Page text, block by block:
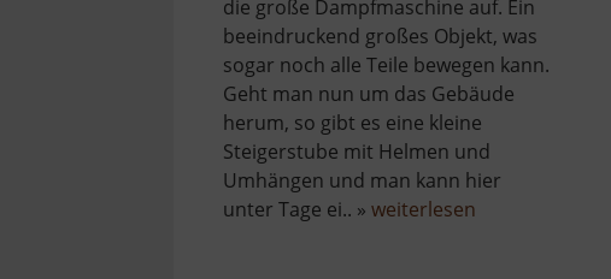
die große Dampfmaschine auf. Ein
beeindruckend großes Objekt, was
sogar noch alle Teile bewegen kann.
Geht man nun um das Gebäude
herum, so gibt es eine kleine
Steigerstube mit Helmen und
Umhängen und man kann hier
unter Tage ei.. » weiterlesen